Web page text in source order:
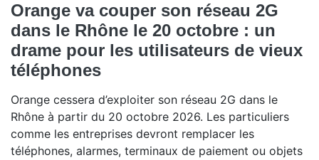
Orange va couper son réseau 2G
dans le Rhône le 20 octobre : un
drame pour les utilisateurs de vieux
téléphones
Orange cessera d’exploiter son réseau 2G dans le
Rhône à partir du 20 octobre 2026. Les particuliers
comme les entreprises devront remplacer les
téléphones, alarmes, terminaux de paiement ou objets